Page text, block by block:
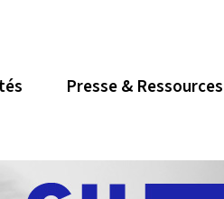
Presse & Ressources